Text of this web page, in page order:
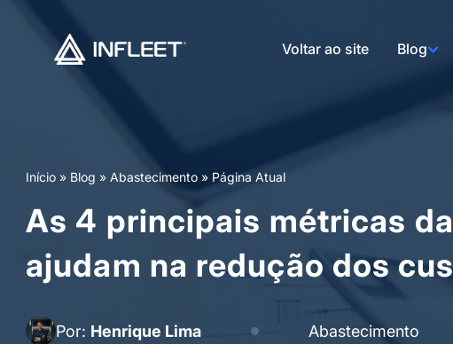
Voltar ao site Blog
Início » Blog » Abastecimento » Página Atual
As 4 principais métricas
ajudam na redução dos
Por: Henrique Lima Abastecimento